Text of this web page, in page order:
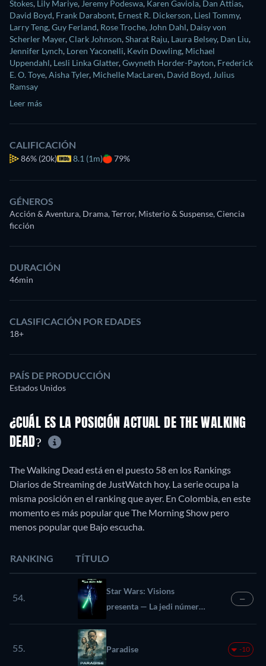
Stokes, Lily Mariye, Jeremy Podeswa, Karen Gaviola, Dan Attias,
David Boyd, Frank Darabont, Ernest R. Dickerson, Liesl Tommy,
Larry Teng,Guy Ferland, Rose Troche, John Dahl, Daisy von
Scherler Mayer,Clark Johnson,Sharat Raju, Laura Belsey, Dan Liu,
Jennifer Lynch, Loren Yaconelli, Kevin Dowling, Michael
Uppendahl, Lesli Linka Glatter,Gwyneth Horder-Payton, Frederick
E. O. Toye,Aisha Tyler, Michelle MacLaren, David Boyd, Julius
Ramsay
Leer más
CALIFICACIÓN
86% (20k) 8.1 (1m) 79%
GÉNEROS
Acción & Aventura, Drama, Terror, Misterio & Suspense, Ciencia
ficción
DURACIÓN
46min
CLASIFICACIÓN POR EDADES
18+
PAÍS DE PRODUCCIÓN
Estados Unidos
¿CUÁL ES LA POSICIÓN ACTUAL DE THE WALKING
DEAD?
The Walking Dead está en el puesto 58 en los Rankings
Diarios de Streaming de JustWatch hoy. La serie ocupa la
misma posición en el ranking que ayer. En Colombia, en este
momento es más popular que The Morning Show pero
menos popular que Bajo escucha.
RANKING TÍTULO
54.
Star Wars: Visions
presenta — La jedi número
9
—
55. Paradise -10